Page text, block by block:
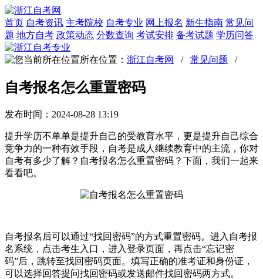
首页 自考资讯 主考院校 自考专业 网上报名 新生指南 常见问
题 地方自考 政策动态 分数查询 考试安排 备考试题 学历问答
所在位置： 浙江自考网 / 常见问题 /
自考报名怎么重置密码
发布时间：2024-08-28 13:19
提升学历不单单是提升自己的受教育水平，更是提升自己综合
竞争力的一种有效手段，自考是成人继续教育中的主流，你对
自考有多少了解？自考报名怎么重置密码？下面，我们一起来
看看吧。
自考报名后可以通过“找回密码”的方式重置密码。进入自考报
名系统，点击考生入口，进入登录页面，再点击“忘记密
码”后，跳转至找回密码页面。填写正确的准考证和身份证，
可以选择回答提问找回密码或发送邮件找回密码两方式。